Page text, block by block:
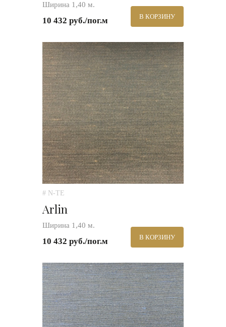
Ширина 1,40 м.
10 432 руб./пог.м В КОРЗИНУ
# N-TE
Arlin
Ширина 1,40 м.
10 432 руб./пог.м В КОРЗИНУ